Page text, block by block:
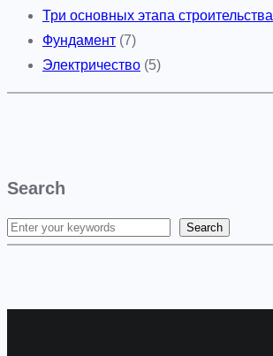
Три основных этапа строительства
Фундамент (7)
Электричество (5)
Search
S
Search